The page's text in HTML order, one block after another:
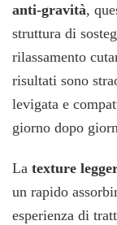
anti-gravità,
struttura di
rilassamento
risultati sono
levigata e
giorno dopo
La texture
un rapido
esperienza di